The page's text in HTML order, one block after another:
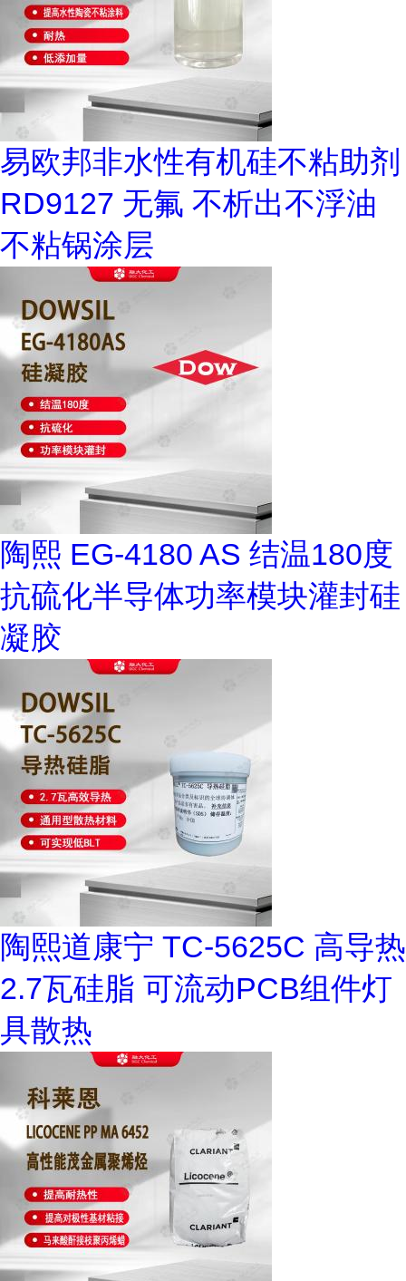
易欧邦非水性有机硅不粘助剂
RD9127 无氟 不析出不浮油
不粘锅涂层
陶熙 EG-4180 AS 结温180度
抗硫化半导体功率模块灌封硅
凝胶
陶熙道康宁 TC-5625C 高导热
2.7瓦硅脂 可流动PCB组件灯
具散热